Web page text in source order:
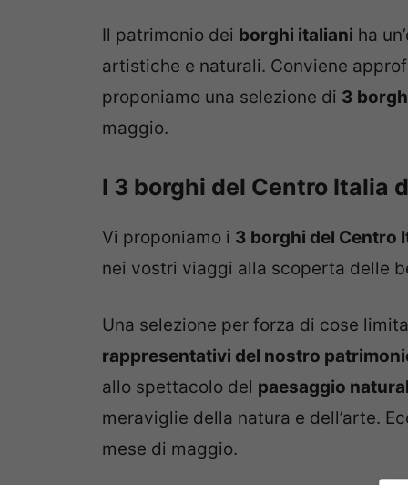
Il patrimonio dei borghi italiani ha
artistiche e naturali. Conviene
proponiamo una selezione di 3
maggio.
I 3 borghi del Centro Italia
Vi proponiamo i 3 borghi del Centro
nei vostri viaggi alla scoperta delle
Una selezione per forza di cose
rappresentativi del nostro
allo spettacolo del paesaggio
meraviglie della natura e dell’arte.
mese di maggio.